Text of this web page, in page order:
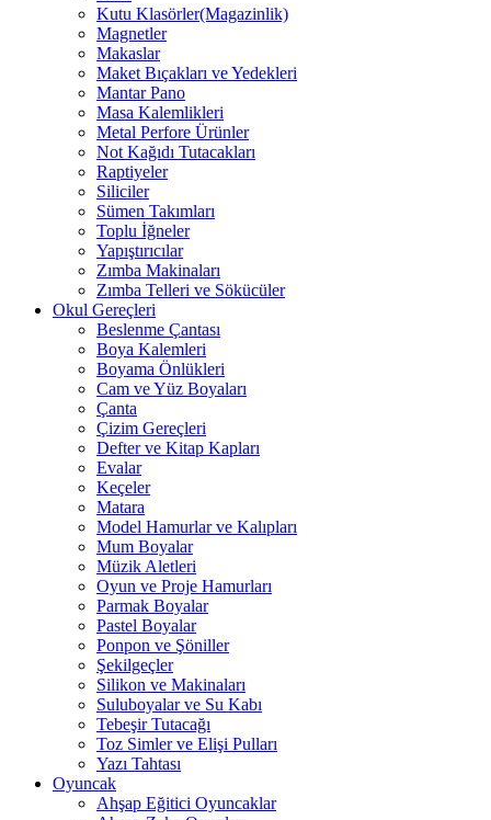
Kutu Klasörler(Magazinlik)
Magnetler
Makaslar
Maket Bıçakları ve Yedekleri
Mantar Pano
Masa Kalemlikleri
Metal Perfore Ürünler
Not Kağıdı Tutacakları
Raptiyeler
Siliciler
Sümen Takımları
Toplu İğneler
Yapıştırıcılar
Zımba Makinaları
Zımba Telleri ve Sökücüler
Okul Gereçleri
Beslenme Çantası
Boya Kalemleri
Boyama Önlükleri
Cam ve Yüz Boyaları
Çanta
Çizim Gereçleri
Defter ve Kitap Kapları
Evalar
Keçeler
Matara
Model Hamurlar ve Kalıpları
Mum Boyalar
Müzik Aletleri
Oyun ve Proje Hamurları
Parmak Boyalar
Pastel Boyalar
Ponpon ve Şöniller
Şekilgeçler
Silikon ve Makinaları
Suluboyalar ve Su Kabı
Tebeşir Tutacağı
Toz Simler ve Elişi Pulları
Yazı Tahtası
Oyuncak
Ahşap Eğitici Oyuncaklar